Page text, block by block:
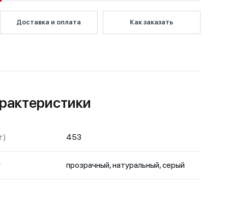
Доставка и оплата Как заказать
453
прозрачный, натуральный, серый